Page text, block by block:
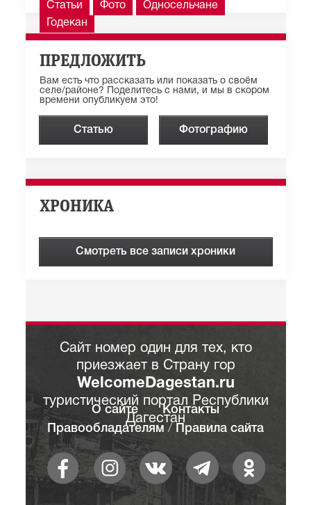
Статьи
Фото
Односельчане
Годекан
ПРЕДЛОЖИТЬ
Вам есть что рассказать или показать о своём
селе/районе? Поделитесь с нами, и мы в скором
времени опубликуем это!
Статью Фотографию
ХРОНИКА
Смотреть все записи хроники
Сайт номер один для тех, кто
приезжает в Страну гор
WelcomeDagestan.ru
туристический портал Республики
Дагестан
О сайте
Контакты
Правообладателям / Правила сайта